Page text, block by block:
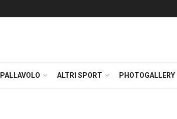
PALLAVOLO ALTRI SPORT PHOTOGALLERY